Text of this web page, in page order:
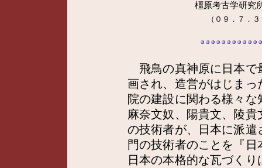
橿原考古学研
（０９．７．
飛鳥の真神原に日本で
画され、造営がはじま
院の建設に関わる様々
麻奈文奴、陽貴文、陵
の技術者が、日本に派
門の技術者のことを『
日本の本格的な瓦づく